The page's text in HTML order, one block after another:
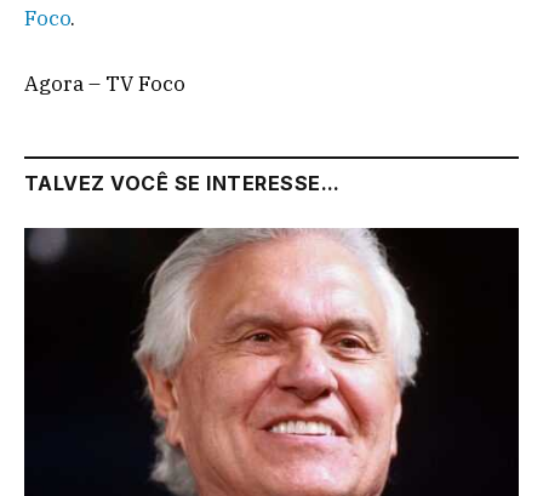
Foco.
Agora – TV Foco
TALVEZ VOCÊ SE INTERESSE...